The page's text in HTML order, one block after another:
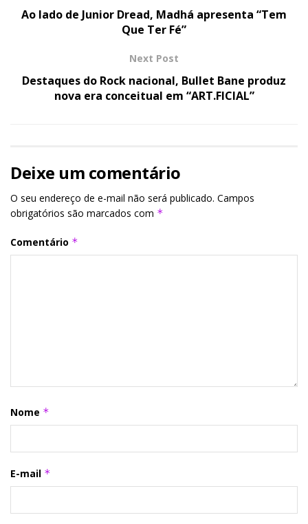
Ao lado de Junior Dread, Madhá apresenta “Tem
Que Ter Fé”
Next Post
Destaques do Rock nacional, Bullet Bane produz
nova era conceitual em “ART.FICIAL”
Deixe um comentário
O seu endereço de e-mail não será publicado. Campos
obrigatórios são marcados com *
Comentário *
Nome *
E-mail *